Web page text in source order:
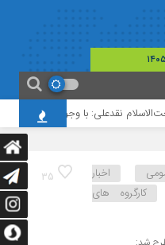
نقدعلی: با وجود افزایش
35
اخبار
کارگروه های